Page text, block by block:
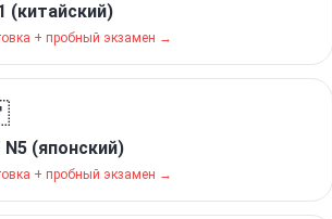
(китайский)
+ пробный экзамен →
N5 (японский)
+ пробный экзамен →